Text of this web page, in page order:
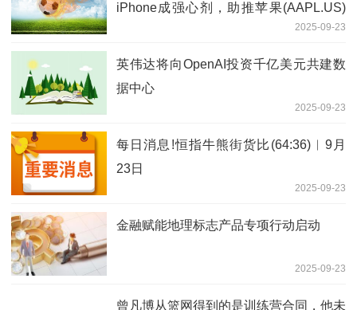
iPhone成强心剂，助推苹果(AAPL.US)
2025-09-23
英伟达将向OpenAI投资千亿美元共建数
据中心
2025-09-23
每日消息!恒指牛熊街货比(64:36)︱9月
23日
2025-09-23
金融赋能地理标志产品专项行动启动
2025-09-23
曾凡博从篮网得到的是训练营合同，他未